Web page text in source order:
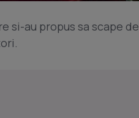
si-au propus sa scape de